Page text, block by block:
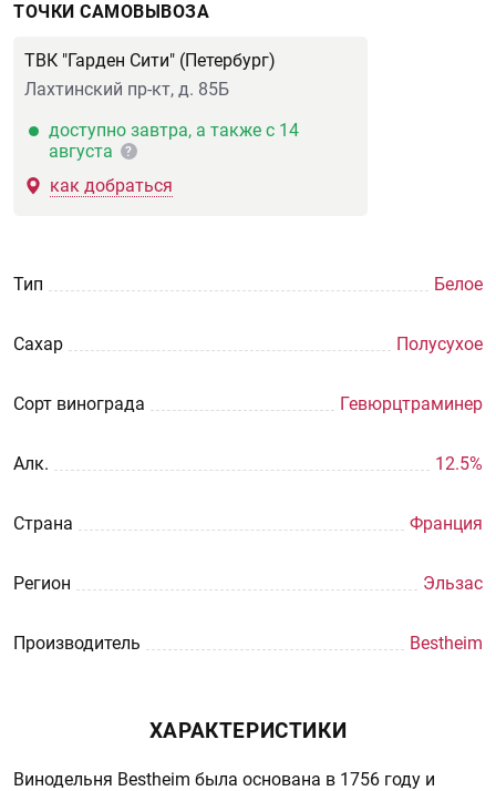
ТОЧКИ САМОВЫВОЗА
ТВК "Гарден Сити" (Петербург)
Лахтинский пр-кт, д. 85Б
доступно завтра, а также с 14
августа
?
как добраться
Тип Белое
Сахар Полусухое
Сорт винограда Гевюрцтраминер
Aлк. 12.5%
Страна Франция
Регион Эльзас
Производитель Bestheim
ХАРАКТЕРИСТИКИ
Винодельня Bestheim была основана в 1756 году и